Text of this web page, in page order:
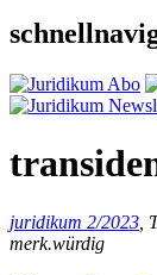
juridikum 2/2023 ,
merk.würdig